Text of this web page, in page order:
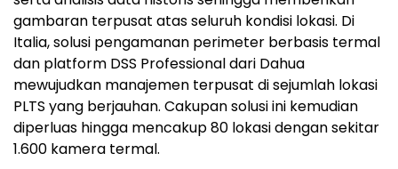
gambaran terpusat atas seluruh kondisi lokasi. Di
Italia, solusi pengamanan perimeter berbasis termal
dan platform DSS Professional dari Dahua
mewujudkan manajemen terpusat di sejumlah lokasi
PLTS yang berjauhan. Cakupan solusi ini kemudian
diperluas hingga mencakup 80 lokasi dengan sekitar
1.600 kamera termal.